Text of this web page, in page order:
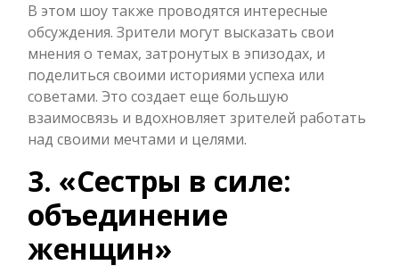
В этом шоу также проводятся интересные
обсуждения. Зрители могут высказать свои
мнения о темах, затронутых в эпизодах, и
поделиться своими историями успеха или
советами. Это создает еще большую
взаимосвязь и вдохновляет зрителей работать
над своими мечтами и целями.
3. «Сестры в силе:
объединение
женщин»